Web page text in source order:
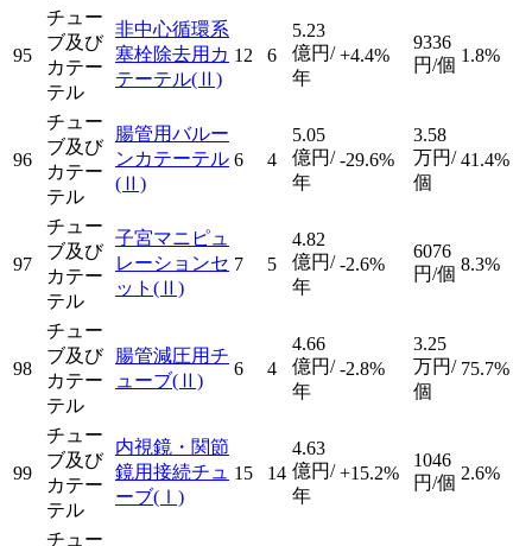
95
チュー
ブ及び
カテー
テル
非中心循環系
塞栓除去用カ
テーテル(Ⅱ)
12 6
5.23
億円/
年
+4.4%
9336
円/個 1.8%
96
チュー
ブ及び
カテー
テル
腸管用バルー
ンカテーテル
(Ⅱ)
6 4
5.05
億円/
年
-29.6%
3.58
万円/
個
41.4%
97
チュー
ブ及び
カテー
テル
子宮マニピュ
レーションセ
ット (Ⅱ)
7 5
4.82
億円/
年
-2.6%
6076
円/個 8.3%
98
チュー
ブ及び
カテー
テル
腸管減圧用チ
ューブ(Ⅱ)
6 4
4.66
億円/
年
-2.8%
3.25
万円/
個
75.7%
99
チュー
ブ及び
カテー
テル
内視鏡・関節
鏡用接続チュ
ーブ(Ⅰ)
15 14
4.63
億円/
年
+15.2%
1046
円/個 2.6%
チュー